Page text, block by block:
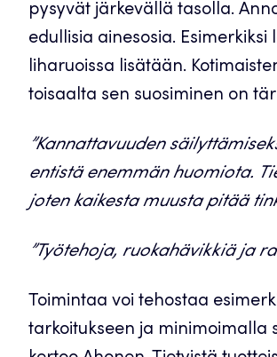
pysyvät järkevällä tasolla.
edullisia ainesosia.
liharuoissa lisätään.
toisaalta sen suosiminen on
”Kannattavuuden
entistä enemmän huomiota.
joten kaikesta muusta pitää
”Työtehoja, ruokahävikkiä ja
Toimintaa voi tehostaa
tarkoitukseen ja minimoimalla